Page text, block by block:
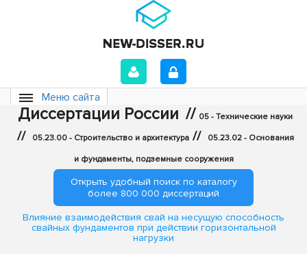
Меню сайта
Диссертации России // 05 - Технические науки
// 05.23.00 - Строительство и архитектура // 05.23.02 - Основания
и фундаменты, подземные сооружения
Открыть удобный поиск по каталогу
более 800 000 диссертаций
Влияние взаимодействия свай на несущую способность
свайных фундаментов при действии горизонтальной
нагрузки